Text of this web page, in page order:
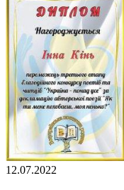
12.07.2022